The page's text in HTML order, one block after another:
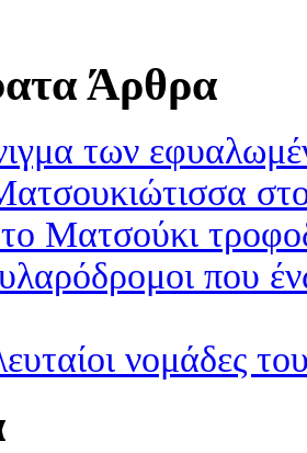
Άρθρα
των
Ματσούκι
που
νομάδες